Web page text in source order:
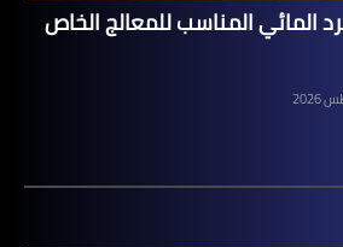
المائي المناسب للمعالج الخاص